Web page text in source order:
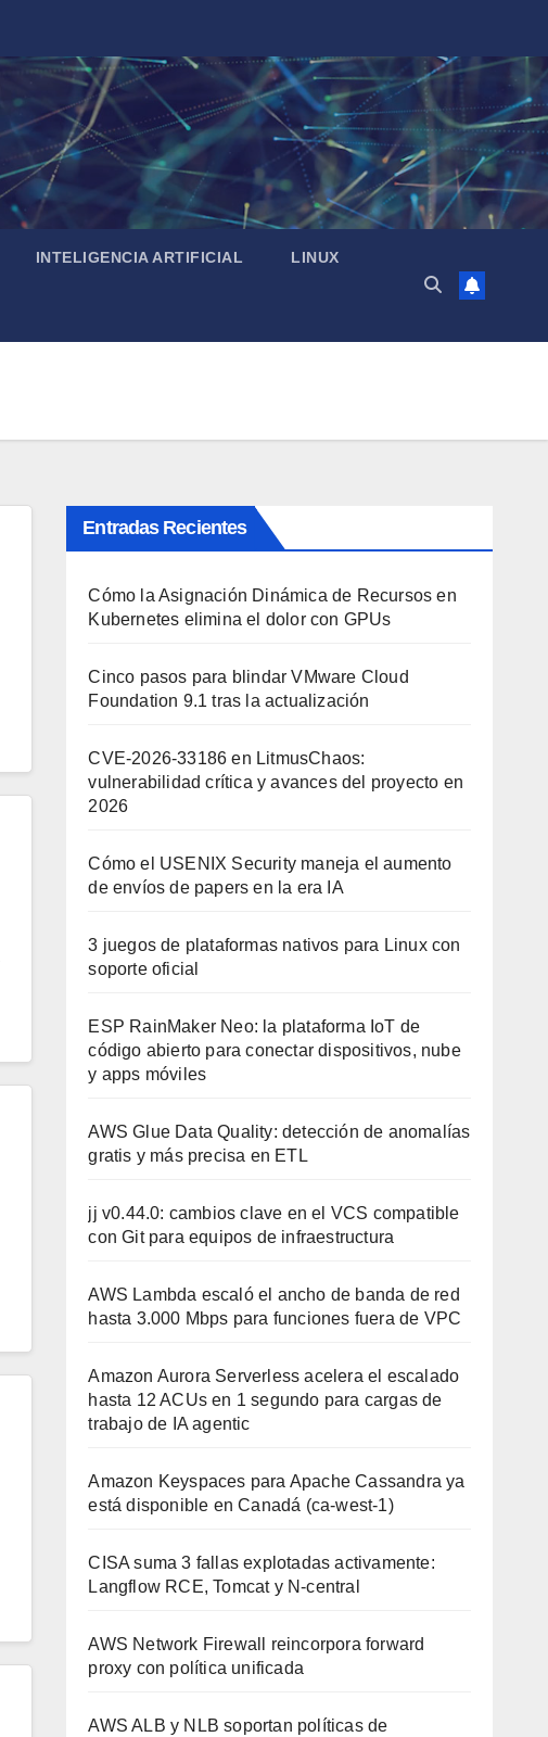
INTELIGENCIA ARTIFICIAL LINUX
Entradas Recientes
Cómo la Asignación Dinámica de Recursos en
Kubernetes elimina el dolor con GPUs
Cinco pasos para blindar VMware Cloud
Foundation 9.1 tras la actualización
CVE-2026-33186 en LitmusChaos:
vulnerabilidad crítica y avances del proyecto en
2026
Cómo el USENIX Security maneja el aumento
de envíos de papers en la era IA
3 juegos de plataformas nativos para Linux con
soporte oficial
ESP RainMaker Neo: la plataforma IoT de
código abierto para conectar dispositivos, nube
y apps móviles
AWS Glue Data Quality: detección de anomalías
gratis y más precisa en ETL
jj v0.44.0: cambios clave en el VCS compatible
con Git para equipos de infraestructura
AWS Lambda escaló el ancho de banda de red
hasta 3.000 Mbps para funciones fuera de VPC
Amazon Aurora Serverless acelera el escalado
hasta 12 ACUs en 1 segundo para cargas de
trabajo de IA agentic
Amazon Keyspaces para Apache Cassandra ya
está disponible en Canadá (ca-west-1)
CISA suma 3 fallas explotadas activamente:
Langflow RCE, Tomcat y N-central
AWS Network Firewall reincorpora forward
proxy con política unificada
AWS ALB y NLB soportan políticas de